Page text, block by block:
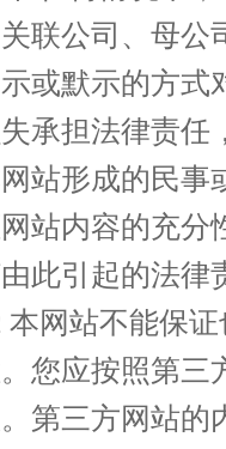
联公司、母公
或默示的方式
承担法律责任
站形成的民事
站内容的充分
此引起的法律
本网站不能保
您应按照第三
第三方网站的